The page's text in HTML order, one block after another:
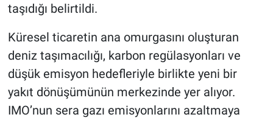
taşıdığı belirtildi.
Küresel ticaretin ana omurgasını oluşturan
deniz taşımacılığı, karbon regülasyonları ve
düşük emisyon hedefleriyle birlikte yeni bir
yakıt dönüşümünün merkezinde yer alıyor.
IMO’nun sera gazı emisyonlarını azaltmaya